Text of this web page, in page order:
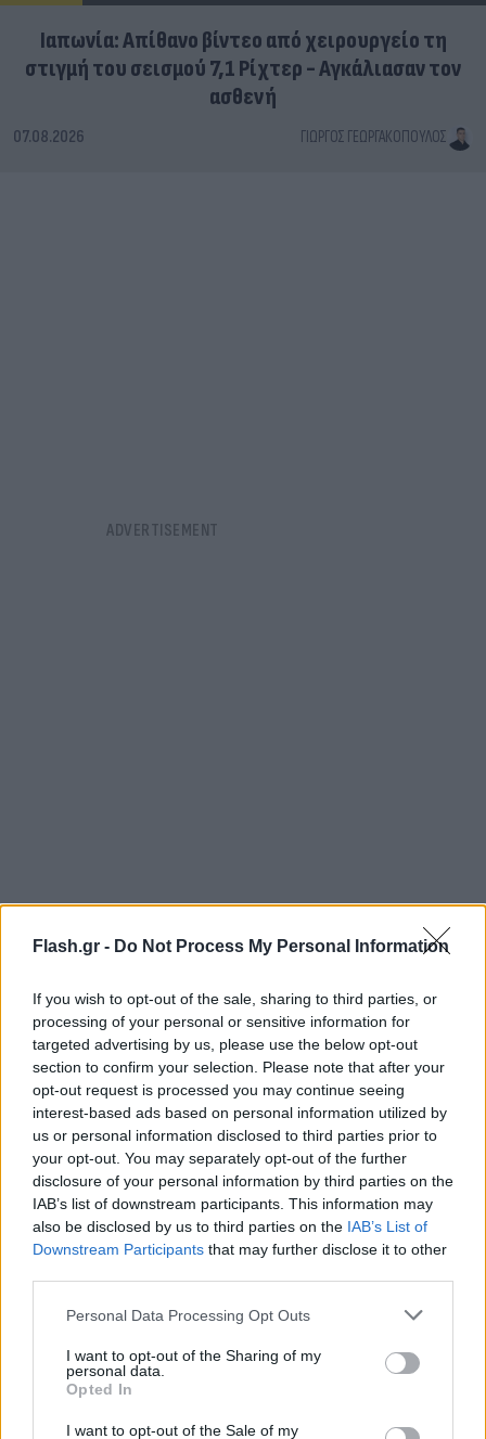
Flash.gr - Do Not Process My Personal Information
If you wish to opt-out of the sale, sharing to third parties, or
processing of your personal or sensitive information for
targeted advertising by us, please use the below opt-out
section to confirm your selection. Please note that after your
opt-out request is processed you may continue seeing
interest-based ads based on personal information utilized by
us or personal information disclosed to third parties prior to
your opt-out. You may separately opt-out of the further
disclosure of your personal information by third parties on the
IAB’s list of downstream participants. This information may
also be disclosed by us to third parties on the IAB’s List of
Downstream Participants that may further disclose it to other
Please note that this website/app uses one or more Google
not limited to your visit or usage behaviour. You may click to
grant or deny consent to Google and its third-party tags to
use your data for below specified purposes in below Google
consent section.
Personal Data Processing Opt Outs
I want to opt-out of the Sharing of my
personal data.
Opted In
I want to opt-out of the Sale of my
Ιαπωνία: Απίθανο βίντεο από χειρουργείο τη
στιγμή του σεισμού 7,1 Ρίχτερ - Αγκάλιασαν τον
ασθενή
07.08.2026 ΓΙΏΡΓΟΣ ΓΕΩΡΓΑΚΌΠΟΥΛΟΣ
FLASH FOCUS